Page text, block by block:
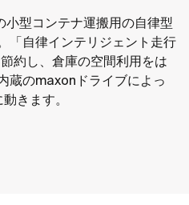
小型コンテナ運搬用の自律型
「自律インテリジェント走行
約し、倉庫の空間利用をは
蔵のmaxonドライブによっ
きます。